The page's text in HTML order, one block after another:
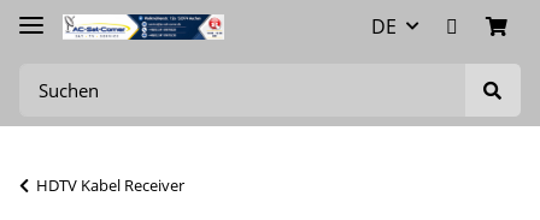
DE
HDTV Kabel Receiver